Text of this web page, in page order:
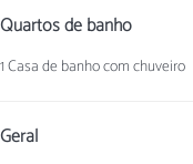
Quartos de banho
1 Casa de banho com chuveiro
Geral